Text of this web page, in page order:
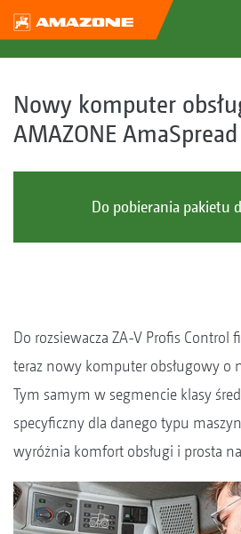
Nowy komputer
AMAZONE
Do pobierania pakietu
Do rozsiewacza ZA-V Profis Control
teraz nowy komputer obsługowy o
Tym samym w segmencie klasy
specyficzny dla danego typu
wyróżnia komfort obsługi i prosta